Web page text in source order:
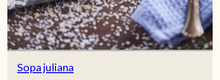
Sopa juliana